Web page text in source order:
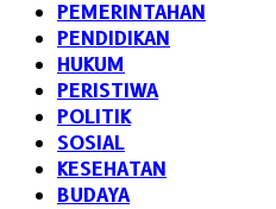
PEMERINTAHAN
PENDIDIKAN
HUKUM
PERISTIWA
POLITIK
SOSIAL
KESEHATAN
BUDAYA